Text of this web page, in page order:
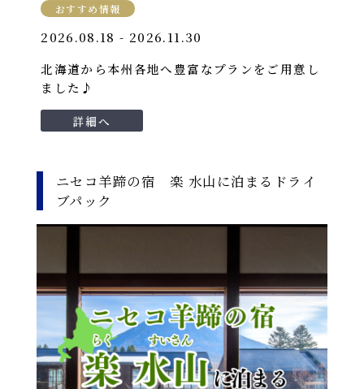
おすすめ情報
2026.08.18 - 2026.11.30
北海道から本州各地へ豊富なプランをご用意し
ました♪
詳細へ
ニセコ羊蹄の宿 楽 水山に泊まるドライ
ブパック